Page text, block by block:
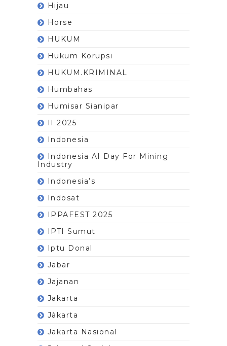
Hijau
Horse
HUKUM
Hukum Korupsi
HUKUM.KRIMINAL
Humbahas
Humisar Sianipar
II 2025
Indonesia
Indonesia AI Day For Mining
Industry
Indonesia’s
Indosat
IPPAFEST 2025
IPTI Sumut
Iptu Donal
Jabar
Jajanan
Jakarta
Jàkarta
Jakarta Nasional